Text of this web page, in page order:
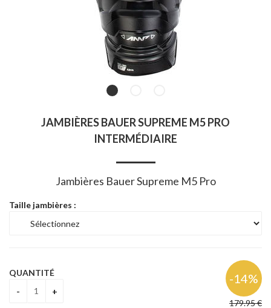
JAMBIÈRES BAUER SUPREME M5 PRO
INTERMÉDIAIRE
Jambières Bauer Supreme M5 Pro
Taille jambières :
179.95€
QUANTITÉ